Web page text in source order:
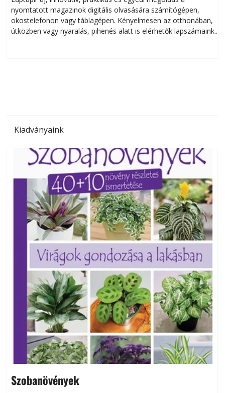
nyomtatott magazinok digitális olvasására számítógépen,
okostelefonon vagy táblagépen. Kényelmesen az otthonában,
útközben vagy nyaralás, pihenés alatt is elérhetők lapszámaink.
Kiadványaink
Szobanövények